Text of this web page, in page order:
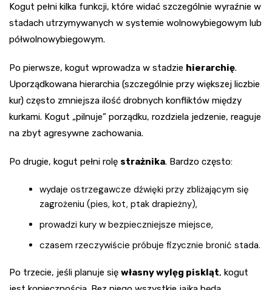
Kogut pełni kilka funkcji, które widać szczególnie wyraźnie w
stadach utrzymywanych w systemie wolnowybiegowym lub
półwolnowybiegowym.
Po pierwsze, kogut wprowadza w stadzie hierarchię.
Uporządkowana hierarchia (szczególnie przy większej liczbie
kur) często zmniejsza ilość drobnych konfliktów między
kurkami. Kogut „pilnuje” porządku, rozdziela jedzenie, reaguje
na zbyt agresywne zachowania.
Po drugie, kogut pełni rolę strażnika. Bardzo często:
wydaje ostrzegawcze dźwięki przy zbliżającym się
zagrożeniu (pies, kot, ptak drapieżny),
prowadzi kury w bezpieczniejsze miejsce,
czasem rzeczywiście próbuje fizycznie bronić stada.
Po trzecie, jeśli planuje się własny wylęg piskląt, kogut